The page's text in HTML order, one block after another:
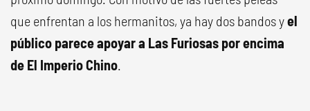
que enfrentan a los hermanitos, ya hay dos bandos yel
público parece apoyar a Las Furiosas por encima
de El Imperio Chino.